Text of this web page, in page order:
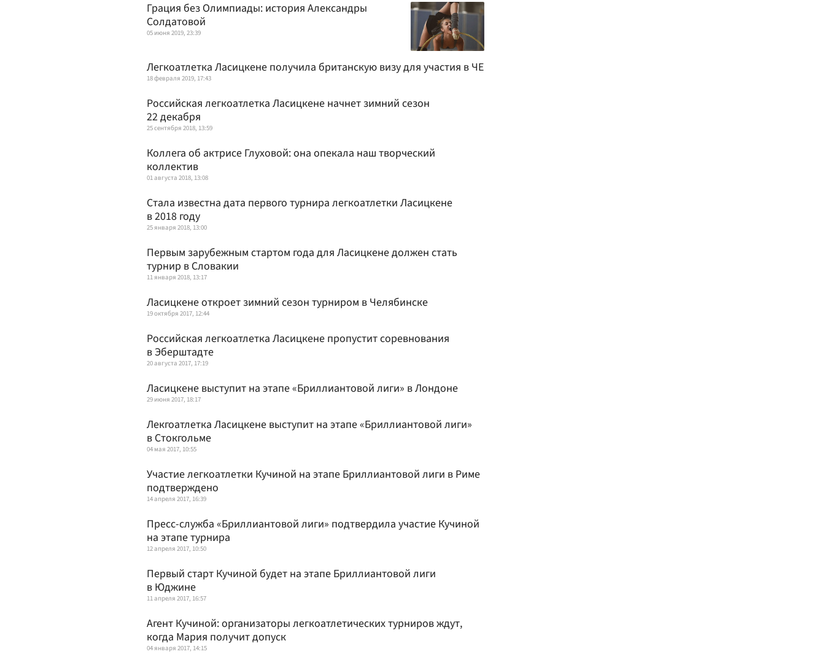
Грация без Олимпиады: история Александры
Солдатовой
05 июня 2019, 23:39
Легкоатлетка Ласицкене получила британскую визу для участия в ЧЕ
18 февраля 2019, 17:43
Российская легкоатлетка Ласицкене начнет зимний сезон
22 декабря
25 сентября 2018, 13:59
Коллега об актрисе Глуховой: она опекала наш творческий
коллектив
01 августа 2018, 13:08
Стала известна дата первого турнира легкоатлетки Ласицкене
в 2018 году
25 января 2018, 13:00
Первым зарубежным стартом года для Ласицкене должен стать
турнир в Словакии
11 января 2018, 13:17
Ласицкене откроет зимний сезон турниром в Челябинске
19 октября 2017, 12:44
Российская легкоатлетка Ласицкене пропустит соревнования
в Эберштадте
20 августа 2017, 17:19
Ласицкене выступит на этапе «Бриллиантовой лиги» в Лондоне
29 июня 2017, 18:17
Лекгоатлетка Ласицкене выступит на этапе «Бриллиантовой лиги»
в Стокгольме
04 мая 2017, 10:55
Участие легкоатлетки Кучиной на этапе Бриллиантовой лиги в Риме
подтверждено
14 апреля 2017, 16:39
Пресс-служба «Бриллиантовой лиги» подтвердила участие Кучиной
на этапе турнира
12 апреля 2017, 10:50
Первый старт Кучиной будет на этапе Бриллиантовой лиги
в Юджине
11 апреля 2017, 16:57
Агент Кучиной: организаторы легкоатлетических турниров ждут,
когда Мария получит допуск
04 января 2017, 14:15